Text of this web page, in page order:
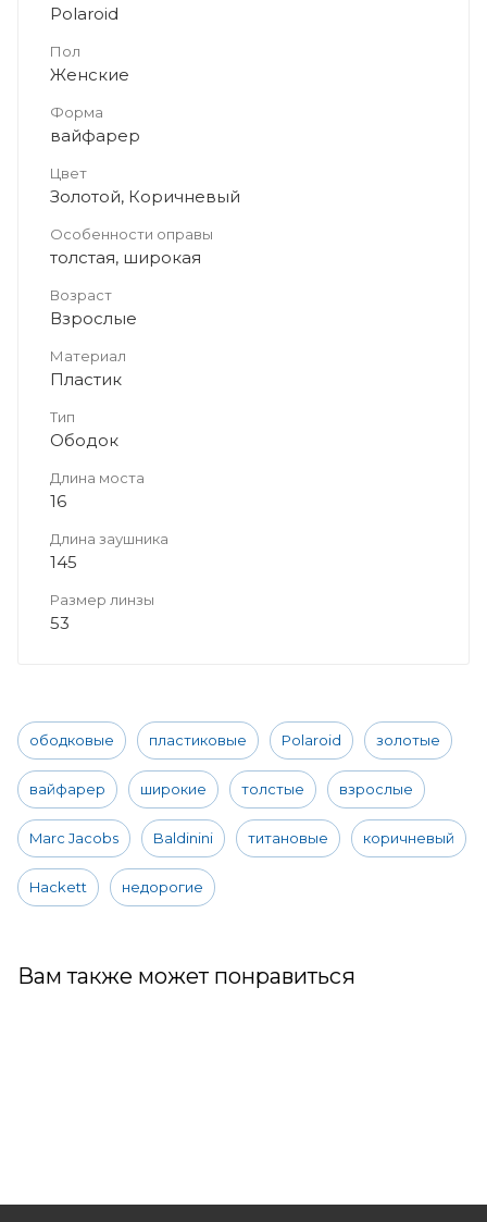
Polaroid
Пол
Женские
Форма
вайфарер
Цвет
Золотой, Коричневый
Особенности оправы
толстая, широкая
Возраст
Взрослые
Материал
Пластик
Тип
Ободок
Длина моста
16
Длина заушника
145
Размер линзы
53
ободковые пластиковые Polaroid золотые
вайфарер широкие толстые взрослые
Marc Jacobs Baldinini титановые коричневый
Hackett недорогие
Вам также может понравиться